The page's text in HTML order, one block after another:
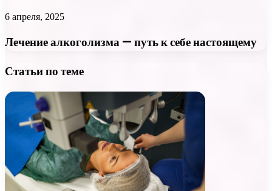
6 апреля, 2025
Лечение алкоголизма — путь к себе настоящему
Статьи по теме